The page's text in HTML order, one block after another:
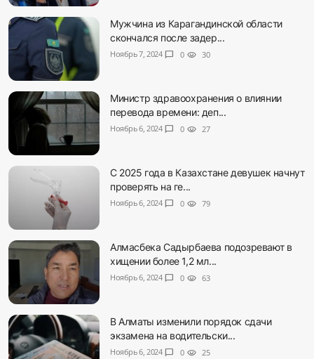
Мужчина из Карагандинской области
скончался после задер...
Ноябрь 7, 2024 chat_bubble 0 visibility 30
Министр здравоохранения о влиянии
перевода времени: деп...
Ноябрь 6, 2024 chat_bubble 0 visibility 27
С 2025 года в Казахстане девушек начнут
проверять на ге...
Ноябрь 6, 2024 chat_bubble 0 visibility 79
Алмасбека Садырбаева подозревают в
хищении более 1,2 мл...
Ноябрь 6, 2024 chat_bubble 0 visibility 63
В Алматы изменили порядок сдачи
экзамена на водительски...
Ноябрь 6, 2024 chat_bubble 0 visibility 25